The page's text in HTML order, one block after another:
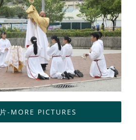
-MORE PICTURES